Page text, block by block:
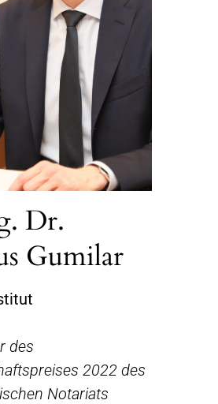
Dr.
Gumilar
des
2022 des
Notariats